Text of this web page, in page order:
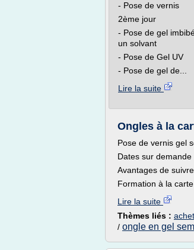
- Pose de vernis
2ème jour
- Pose de gel
un solvant
- Pose de Gel UV
- Pose de gel de...
Lire la suite
Ongles à la
Pose de vernis gel
Dates sur demande
Avantages de
Formation à la
Lire la suite
Thèmes liés :
/ ongle en gel